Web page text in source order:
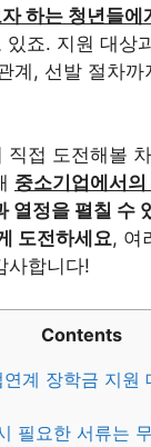
하는 청년들에
있죠. 지원 대상
계, 선발 절차까
직접 도전해볼
중소기업에서
열정을 펼칠 수
도전하세요, 여
사합니다!
Contents
계 장학금 지원
필요한 서류는